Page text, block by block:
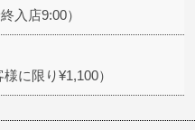
入店9:00）
様に限り¥1,100）